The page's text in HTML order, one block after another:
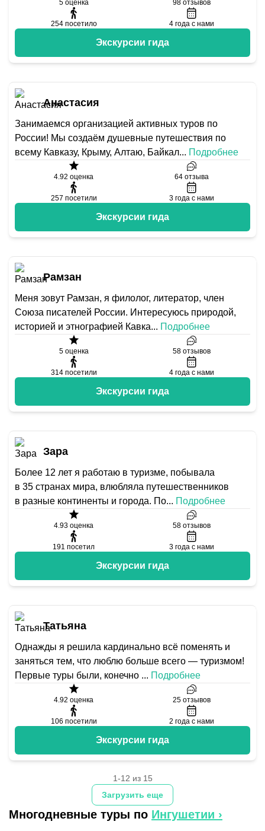
5оценка 98 отзывов
254 посетило 4 года с нами
Экскурсии гида
Анастасия
Занимаемся организацией активных туров по
России! Мы создаём душевные путешествия по
всему Кавказу, Крыму, Алтаю, Байкал... Подробнее
4.92 оценка 64 отзыва
257 посетили 3 года с нами
Экскурсии гида
Рамзан
Меня зовут Рамзан, я филолог, литератор, член
Союза писателей России. Интересуюсь природой,
историей и этнографией Кавка... Подробнее
5оценка 58 отзывов
314 посетили 4 года с нами
Экскурсии гида
Зара
Более 12 лет я работаю в туризме, побывала
в 35 странах мира, влюбляла путешественников
в разные континенты и города. По... Подробнее
4.93 оценка 58 отзывов
191 посетил 3 года с нами
Экскурсии гида
Татьяна
Однажды я решила кардинально всё поменять и
заняться тем, что люблю больше всего — туризмом!
Первые туры были, конечно ... Подробнее
4.92 оценка 25 отзывов
106 посетили 2 года с нами
Экскурсии гида
Загрузить еще
1-12 из 15
Многодневные туры по Ингушетии ›